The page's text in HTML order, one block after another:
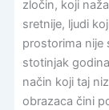
zločin, koji
sretnije, ljudi
prostorima nije
stotinjak
način koji taj
obrazaca čini